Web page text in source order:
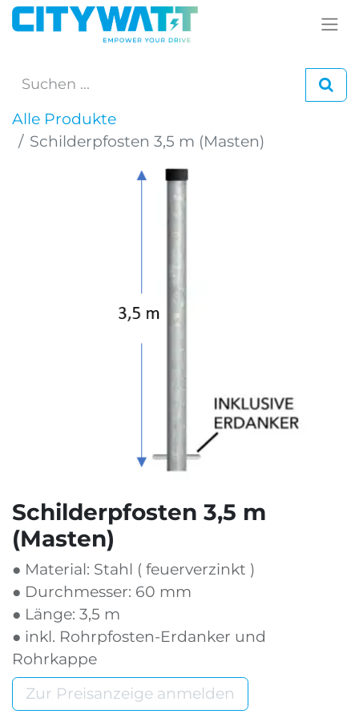
Alle Produkte
Schilderpfosten 3,5 m (Masten)
Schilderpfosten 3,5 m
(Masten)
● Material: Stahl ( feuerverzinkt ​)
● Durchmesser: 60 mm
● Länge: 3,5 m
● inkl. Rohrpfosten-Erdanker und
Rohrkappe
Zur Preisanzeige anmelden